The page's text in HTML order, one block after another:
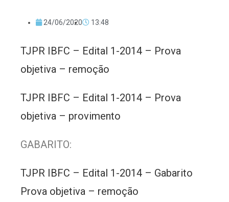
24/06/2020 13:48
TJPR IBFC – Edital 1-2014 – Prova
objetiva – remoção
TJPR IBFC – Edital 1-2014 – Prova
objetiva – provimento
GABARITO:
TJPR IBFC – Edital 1-2014 – Gabarito
Prova objetiva – remoção